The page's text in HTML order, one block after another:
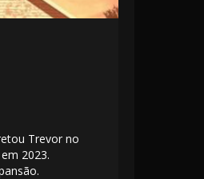
Trevor no
2023.